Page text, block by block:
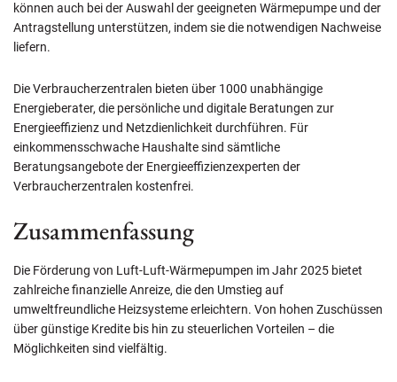
können auch bei der Auswahl der geeigneten Wärmepumpe und der
Antragstellung unterstützen, indem sie die notwendigen Nachweise
liefern.
Die Verbraucherzentralen bieten über 1000 unabhängige
Energieberater, die persönliche und digitale Beratungen zur
Energieeffizienz und Netzdienlichkeit durchführen. Für
einkommensschwache Haushalte sind sämtliche
Beratungsangebote der Energieeffizienzexperten der
Verbraucherzentralen kostenfrei.
Zusammenfassung
Die Förderung von Luft-Luft-Wärmepumpen im Jahr 2025 bietet
zahlreiche finanzielle Anreize, die den Umstieg auf
umweltfreundliche Heizsysteme erleichtern. Von hohen Zuschüssen
über günstige Kredite bis hin zu steuerlichen Vorteilen – die
Möglichkeiten sind vielfältig.